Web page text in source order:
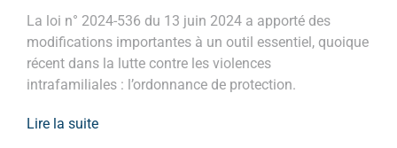
La loi n° 2024-536 du 13 juin 2024 a apporté des
modifications importantes à un outil essentiel, quoique
récent dans la lutte contre les violences
intrafamiliales : l’ordonnance de protection.
Lire la suite